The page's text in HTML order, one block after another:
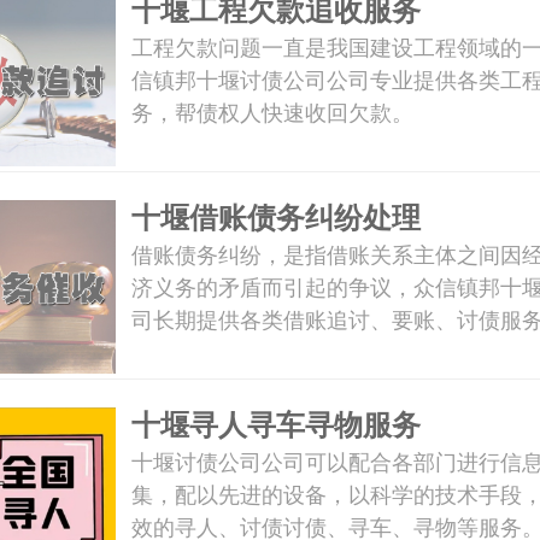
十堰工程欠款追收服务
工程欠款问题一直是我国建设工程领域的
信镇邦十堰讨债公司公司专业提供各类工
务，帮债权人快速收回欠款。
十堰借账债务纠纷处理
借账债务纠纷，是指借账关系主体之间因
济义务的矛盾而引起的争议，众信镇邦十
司长期提供各类借账追讨、要账、讨债服
十堰寻人寻车寻物服务
十堰讨债公司公司可以配合各部门进行信
集，配以先进的设备，以科学的技术手段
效的寻人、讨债讨债、寻车、寻物等服务